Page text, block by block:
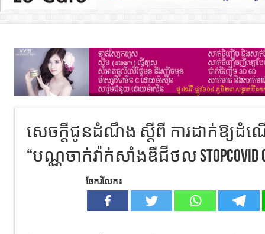
សេចក្តីជូនដំណឹង ស្តីពី ការដាក់ឱ្យដំណើរក
“បណ្ណចាក់វ៉ាក់សាំងឌីជីថល StopCovid
ចែករំលែក៖